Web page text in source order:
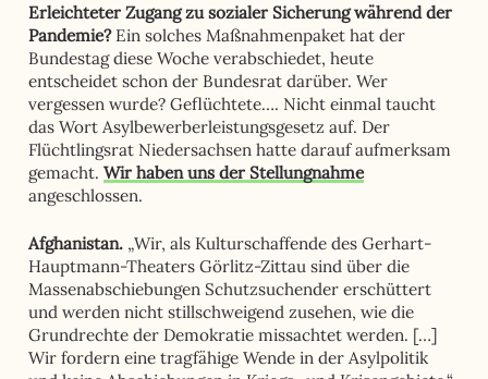
Erleichteter Zugang zu sozialer Sicherung während der
Pandemie?Ein solches Maßnahmenpaket hat der
Bundestag diese Woche verabschiedet, heute
entscheidet schon der Bundesrat darüber. Wer
vergessen wurde? Geflüchtete…. Nicht einmal taucht
das Wort Asylbewerberleistungsgesetz auf. Der
Flüchtlingsrat Niedersachsen hatte darauf aufmerksam
gemacht. Wir haben uns der Stellungnahme
angeschlossen.
Afghanistan.„Wir, als Kulturschaffende des Gerhart-
Hauptmann-Theaters Görlitz-Zittau sind über die
Massenabschiebungen Schutzsuchender erschüttert
und werden nicht stillschweigend zusehen, wie die
Grundrechte der Demokratie missachtet werden. […]
Wir fordern eine tragfähige Wende in der Asylpolitik